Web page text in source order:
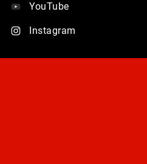
YouTube
Instagram